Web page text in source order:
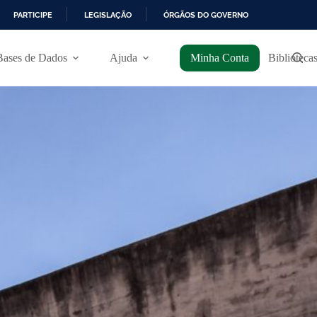
PARTICIPE LEGISLAÇÃO ÓRGÃOS DO GOVERNO
de Dados Ajuda Minha Conta